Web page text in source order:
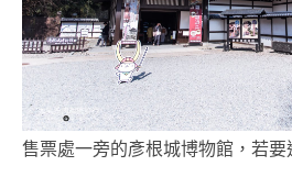
售票處一旁的彥根城博物館，若要